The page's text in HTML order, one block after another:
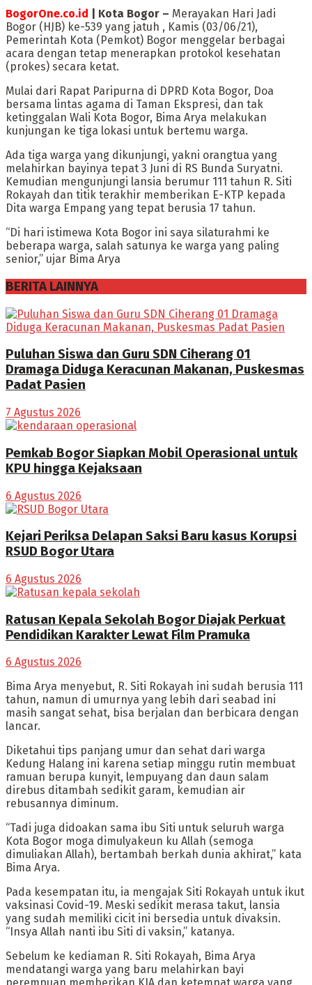
BogorOne.co.id
| Kota Bogor – Merayakan Hari Jadi
Bogor (HJB) ke-539 yang jatuh , Kamis (03/06/21),
Pemerintah Kota (Pemkot) Bogor menggelar berbagai
acara dengan tetap menerapkan protokol kesehatan
(prokes) secara ketat.
Mulai dari Rapat Paripurna di DPRD Kota Bogor, Doa
bersama lintas agama di Taman Ekspresi, dan tak
ketinggalan Wali Kota Bogor, Bima Arya melakukan
kunjungan ke tiga lokasi untuk bertemu warga.
Ada tiga warga yang dikunjungi, yakni orangtua yang
melahirkan bayinya tepat 3 Juni di RS Bunda Suryatni.
Kemudian mengunjungi lansia berumur 111 tahun R. Siti
Rokayah dan titik terakhir memberikan E-KTP kepada
Dita warga Empang yang tepat berusia 17 tahun.
“Di hari istimewa Kota Bogor ini saya silaturahmi ke
beberapa warga, salah satunya ke warga yang paling
senior,” ujar Bima Arya
BERITA LAINNYA
Puluhan Siswa dan Guru SDN Ciherang 01
Dramaga Diduga Keracunan Makanan, Puskesmas
Padat Pasien
7 Agustus 2026
Pemkab Bogor Siapkan Mobil Operasional untuk
KPU hingga Kejaksaan
6 Agustus 2026
Kejari Periksa Delapan Saksi Baru kasus Korupsi
RSUD Bogor Utara
6 Agustus 2026
Ratusan Kepala Sekolah Bogor Diajak Perkuat
Pendidikan Karakter Lewat Film Pramuka
6 Agustus 2026
Bima Arya menyebut, R. Siti Rokayah ini sudah berusia 111
tahun, namun di umurnya yang lebih dari seabad ini
masih sangat sehat, bisa berjalan dan berbicara dengan
lancar.
Diketahui tips panjang umur dan sehat dari warga
Kedung Halang ini karena setiap minggu rutin membuat
ramuan berupa kunyit, lempuyang dan daun salam
direbus ditambah sedikit garam, kemudian air
rebusannya diminum.
“Tadi juga didoakan sama ibu Siti untuk seluruh warga
Kota Bogor moga dimulyakeun ku Allah (semoga
dimuliakan Allah), bertambah berkah dunia akhirat,” kata
Bima Arya.
Pada kesempatan itu, ia mengajak Siti Rokayah untuk ikut
vaksinasi Covid-19. Meski sedikit merasa takut, lansia
yang sudah memiliki cicit ini bersedia untuk divaksin.
“Insya Allah nanti ibu Siti di vaksin,” katanya.
Sebelum ke kediaman R. Siti Rokayah, Bima Arya
mendatangi warga yang baru melahirkan bayi